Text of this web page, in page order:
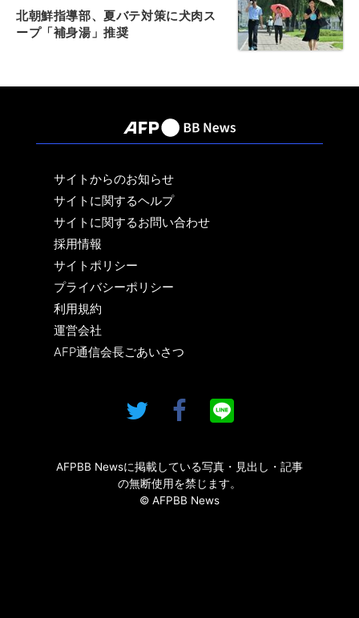
北朝鮮指導部、夏バテ対策に犬肉ス
ープ「補身湯」推奨
サイトからのお知らせ
サイトに関するヘルプ
サイトに関するお問い合わせ
採用情報
サイトポリシー
プライバシーポリシー
利用規約
運営会社
AFP通信会長ごあいさつ
AFPBB Newsに掲載している写真・見出し・記事
の無断使用を禁じます。
© AFPBB News